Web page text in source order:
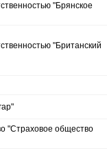
"Брянское
"Британский
"Страховое общество